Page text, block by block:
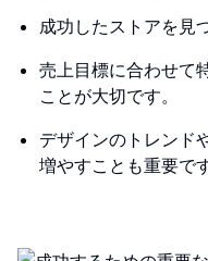
成功したストアを見
売上目標に合わせて
ことが大切です。
デザインのトレンド
増やすことも重要です